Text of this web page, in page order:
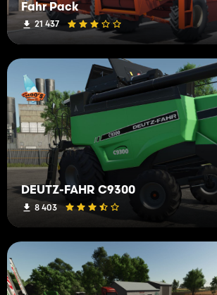
Fahr Pack
21 437
DEUTZ-FAHR C9300
8 403